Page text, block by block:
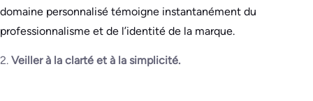
domaine personnalisé témoigne instantanément du
professionnalisme et de l’identité de la marque.
2. Veiller à la clarté et à la simplicité.